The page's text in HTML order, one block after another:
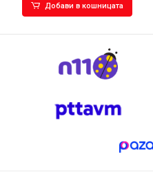
Добави в кошницата